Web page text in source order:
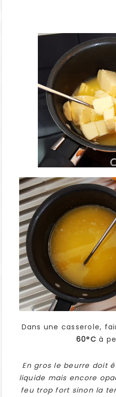
Dans une casserole,
60°C à
En gros le beurre doit
liquide mais encore
feu trop fort sinon la